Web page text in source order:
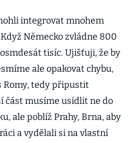
integrovat mnohem
Německo zvládne 800
tisíc. Ujišťuji, že by
ale opakovat chybu,
Romy, tedy připustit
část musíme usídlit ne do
ale poblíž Prahy, Brna, aby
a vydělali si na vlastní